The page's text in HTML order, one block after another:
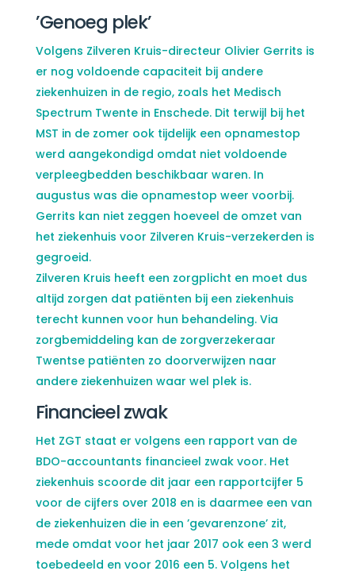
’Genoeg plek’
Volgens Zilveren Kruis-directeur Olivier Gerrits is
er nog voldoende capaciteit bij andere
ziekenhuizen in de regio, zoals het Medisch
Spectrum Twente in Enschede. Dit terwijl bij het
MST in de zomer ook tijdelijk een opnamestop
werd aangekondigd omdat niet voldoende
verpleegbedden beschikbaar waren. In
augustus was die opnamestop weer voorbij.
Gerrits kan niet zeggen hoeveel de omzet van
het ziekenhuis voor Zilveren Kruis-verzekerden is
gegroeid.
Zilveren Kruis heeft een zorgplicht en moet dus
altijd zorgen dat patiënten bij een ziekenhuis
terecht kunnen voor hun behandeling. Via
zorgbemiddeling kan de zorgverzekeraar
Twentse patiënten zo doorverwijzen naar
andere ziekenhuizen waar wel plek is.
Financieel zwak
Het ZGT staat er volgens een rapport van de
BDO-accountants financieel zwak voor. Het
ziekenhuis scoorde dit jaar een rapportcijfer 5
voor de cijfers over 2018 en is daarmee een van
de ziekenhuizen die in een ’gevarenzone’ zit,
mede omdat voor het jaar 2017 ook een 3 werd
toebedeeld en voor 2016 een 5. Volgens het